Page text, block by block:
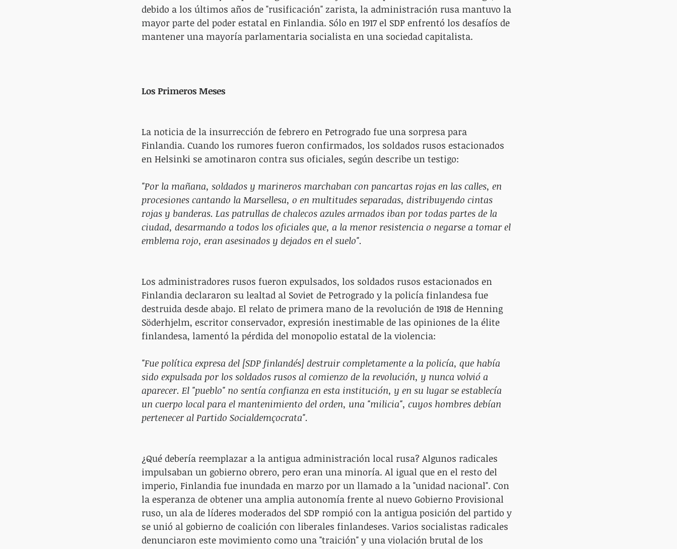
debido a los últimos años de "rusificación" zarista, la administración rusa mantuvo la
mayor parte del poder estatal en Finlandia. Sólo en 1917 el SDP enfrentó los desafíos de
mantener una mayoría parlamentaria socialista en una sociedad capitalista.
Los Primeros Meses
La noticia de la insurrección de febrero en Petrogrado fue una sorpresa para
Finlandia. Cuando los rumores fueron confirmados, los soldados rusos estacionados
en Helsinki se amotinaron contra sus oficiales, según describe un testigo:
"Por la mañana, soldados y marineros marchaban con pancartas rojas en las calles, en
procesiones cantando la Marsellesa, o en multitudes separadas, distribuyendo cintas
rojas y banderas. Las patrullas de chalecos azules armados iban por todas partes de la
ciudad, desarmando a todos los oficiales que, a la menor resistencia o negarse a tomar el
emblema rojo, eran asesinados y dejados en el suelo".
Los administradores rusos fueron expulsados, los soldados rusos estacionados en
Finlandia declararon su lealtad al Soviet de Petrogrado y la policía finlandesa fue
destruida desde abajo. El relato de primera mano de la revolución de 1918 de Henning
Söderhjelm, escritor conservador, expresión inestimable de las opiniones de la élite
finlandesa, lamentó la pérdida del monopolio estatal de la violencia:
"Fue política expresa del [SDP finlandés] destruir completamente a la policía, que había
sido expulsada por los soldados rusos al comienzo de la revolución, y nunca volvió a
aparecer. El "pueblo" no sentía confianza en esta institución, y en su lugar se establecía
un cuerpo local para el mantenimiento del orden, una "milicia", cuyos hombres debían
pertenecer al Partido Socialdemçocrata".
¿Qué debería reemplazar a la antigua administración local rusa? Algunos radicales
impulsaban un gobierno obrero, pero eran una minoría. Al igual que en el resto del
imperio, Finlandia fue inundada en marzo por un llamado a la "unidad nacional". Con
la esperanza de obtener una amplia autonomía frente al nuevo Gobierno Provisional
ruso, un ala de líderes moderados del SDP rompió con la antigua posición del partido y
se unió al gobierno de coalición con liberales finlandeses. Varios socialistas radicales
denunciaron este movimiento como una "traición" y una violación brutal de los